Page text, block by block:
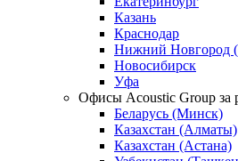
Казань
Краснодар
Нижний Новгород
Новосибирск
Уфа
Офисы Acoustic Group за
Беларусь (Минск)
Казахстан (Алматы)
Казахстан (Астана)